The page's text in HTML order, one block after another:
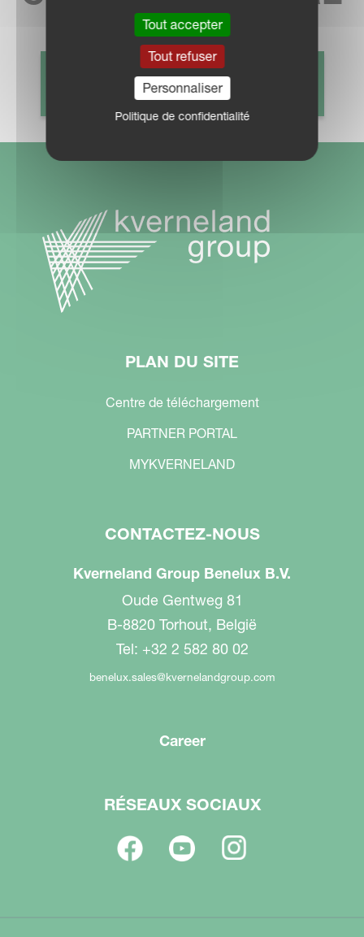
CONTACT COMMERCIAL
PLAN DU SITE
Centre de téléchargement
PARTNER PORTAL
MYKVERNELAND
CONTACTEZ-NOUS
Kverneland Group Benelux B.V.
Oude Gentweg 81
B-8820 Torhout, België
Tel: +32 2 582 80 02
benelux.sales@kvernelandgroup.com
Career
RÉSEAUX SOCIAUX
Tout accepter
Tout refuser
Personnaliser
Politique de confidentialité